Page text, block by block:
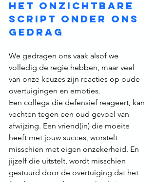
Het onzichtbare
script onder ons
gedrag
We gedragen ons vaak alsof we
volledig de regie hebben, maar veel
van onze keuzes zijn reacties op oude
overtuigingen en emoties.
Een collega die defensief reageert, kan
vechten tegen een oud gevoel van
afwijzing. Een vriend(in) die moeite
heeft met jouw succes, worstelt
misschien met eigen onzekerheid. En
jijzelf die uitstelt, wordt misschien
gestuurd door de overtuiging dat het